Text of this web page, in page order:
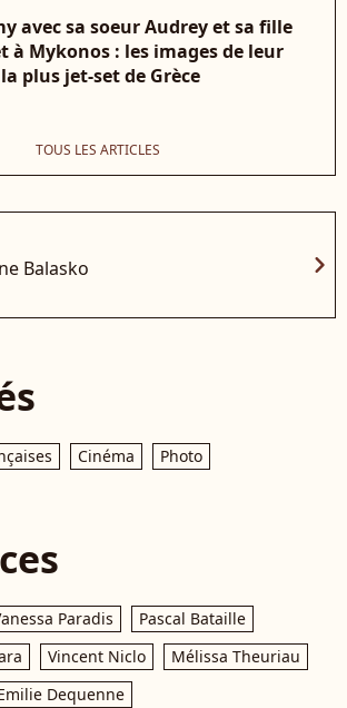
avec sa soeur Audrey et sa fille
à Mykonos : les images de leur
plus jet-set de Grèce
TOUS LES ARTICLES
Balasko chevron_right
Cinéma Photo
Paradis
Pascal Bataille
Vincent Niclo
Mélissa Theuriau
Dequenne